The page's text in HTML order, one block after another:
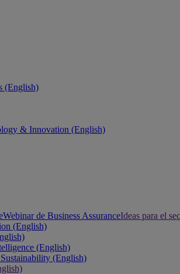
(English)
& Innovation (English)
Webinar de Business AssuranceIdeas para el
(English)
(English)
(English)